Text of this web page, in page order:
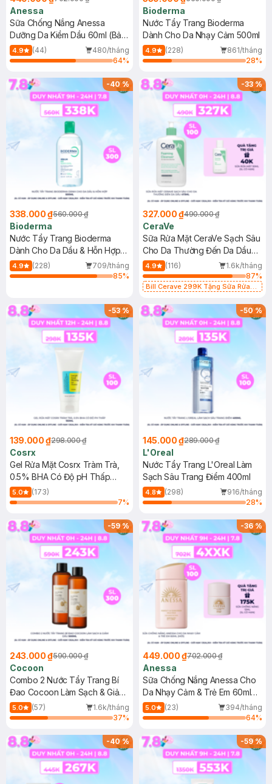
Anessa
Sữa Chống Nắng Anessa
Dưỡng Da Kiềm Dầu 60ml (Bản
Mới)
4.9 (44)
480/tháng
64%
Bioderma
Nước Tẩy Trang Bioderma
Dành Cho Da Nhạy Cảm 500ml
4.9 (228)
861/tháng
28%
-40%
338.000 ₫560.000 ₫
Bioderma
Nước Tẩy Trang Bioderma
Dành Cho Da Dầu & Hỗn Hợp
500ml
4.9 (228)
709/tháng
85%
-33%
327.000 ₫490.000 ₫
CeraVe
Sữa Rửa Mặt CeraVe Sạch Sâu
Cho Da Thường Đến Da Dầu
473ml
4.9 (116)
1.6k/tháng
87%
Bill Cerave 299K Tặng Sữa Rửa
-53%
139.000 ₫298.000 ₫
Cosrx
Gel Rửa Mặt Cosrx Tràm Trà,
0.5% BHA Có Độ pH Thấp
150ml
5.0
(173)
7%
-50%
145.000 ₫289.000 ₫
L'Oreal
Nước Tẩy Trang L'Oreal Làm
Sạch Sâu Trang Điểm 400ml
4.8 (298)
916/tháng
28%
-59%
243.000 ₫590.000 ₫
Cocoon
Combo 2 Nước Tẩy Trang Bí
Đao Cocoon Làm Sạch & Giảm
Dầu 500ml
5.0 (57)
1.6k/tháng
37%
-36%
449.000 ₫702.000 ₫
Anessa
Sữa Chống Nắng Anessa Cho
Da Nhạy Cảm & Trẻ Em 60ml
(Mới)
5.0 (23)
394/tháng
64%
-40% -59%